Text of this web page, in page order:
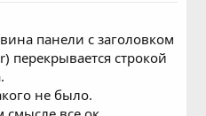
панели с заголовком
перекрывается строкой
не было.